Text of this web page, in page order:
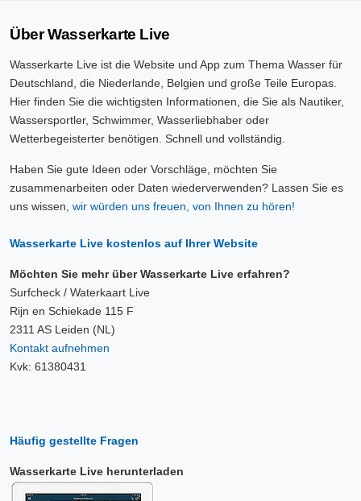
Über Wasserkarte Live
Wasserkarte Live ist die Website und App zum Thema Wasser für
Deutschland, die Niederlande, Belgien und große Teile Europas.
Hier finden Sie die wichtigsten Informationen, die Sie als Nautiker,
Wassersportler, Schwimmer, Wasserliebhaber oder
Wetterbegeisterter benötigen. Schnell und vollständig.
Haben Sie gute Ideen oder Vorschläge, möchten Sie
zusammenarbeiten oder Daten wiederverwenden? Lassen Sie es
uns wissen, wir würden uns freuen, von Ihnen zu hören!
Wasserkarte Live kostenlos auf Ihrer Website
Möchten Sie mehr über Wasserkarte Live erfahren?
Surfcheck / Waterkaart Live
Rijn en Schiekade 115 F
2311 AS Leiden (NL)
Kontakt aufnehmen
Kvk: 61380431
Häufig gestellte Fragen
Wasserkarte Live herunterladen